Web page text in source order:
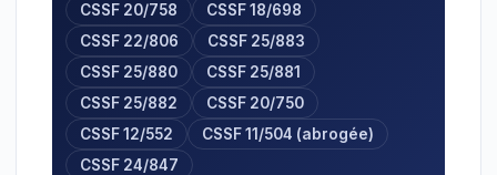
CSSF 20/758
CSSF 18/698
CSSF 22/806
CSSF 25/883
CSSF 25/880
CSSF 25/881
CSSF 25/882
CSSF 20/750
CSSF 12/552
CSSF 11/504 (abrogée)
CSSF 24/847